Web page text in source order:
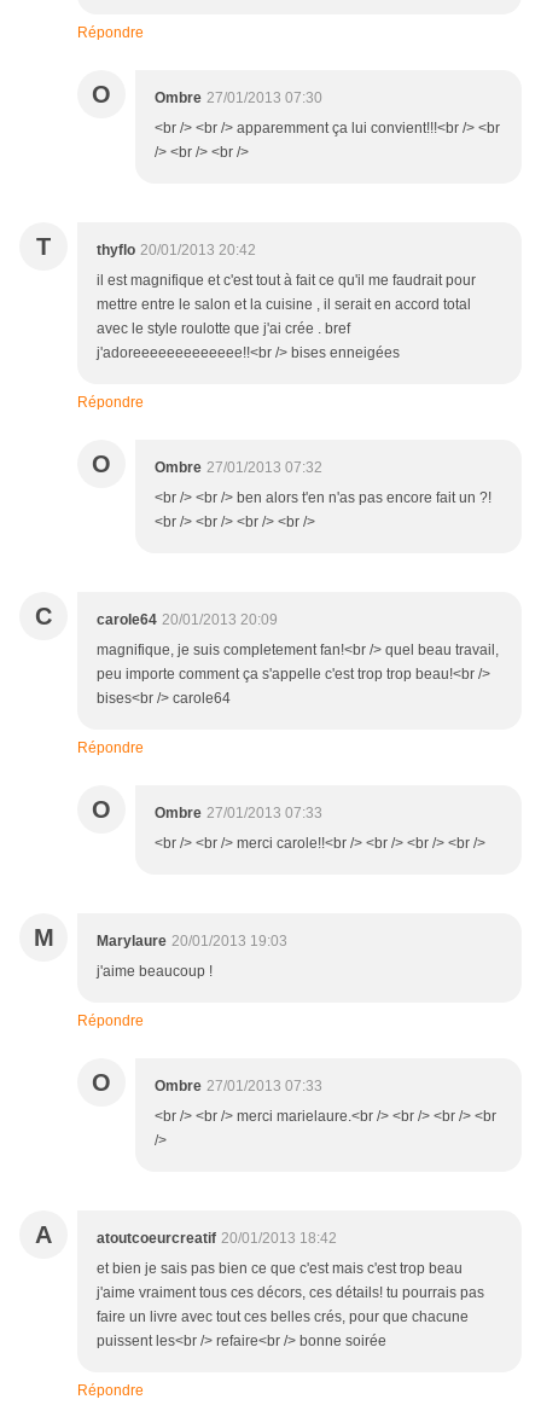
Répondre
O Ombre 27/01/2013 07:30
<br /> <br /> apparemment ça lui convient!!!<br /> <br
/> <br /> <br />
T thyflo 20/01/2013 20:42
il est magnifique et c'est tout à fait ce qu'il me faudrait pour
mettre entre le salon et la cuisine , il serait en accord total
avec le style roulotte que j'ai crée . bref
j'adoreeeeeeeeeeeee!!<br /> bises enneigées
Répondre
O Ombre 27/01/2013 07:32
<br /> <br /> ben alors t'en n'as pas encore fait un ?!
<br /> <br /> <br /> <br />
C carole64 20/01/2013 20:09
magnifique, je suis completement fan!<br /> quel beau travail,
peu importe comment ça s'appelle c'est trop trop beau!<br />
bises<br /> carole64
Répondre
O Ombre 27/01/2013 07:33
<br /> <br /> merci carole!!<br /> <br /> <br /> <br />
M Marylaure 20/01/2013 19:03
j'aime beaucoup !
Répondre
O Ombre 27/01/2013 07:33
<br /> <br /> merci marielaure.<br /> <br /> <br /> <br
/>
A atoutcoeurcreatif 20/01/2013 18:42
et bien je sais pas bien ce que c'est mais c'est trop beau
j'aime vraiment tous ces décors, ces détails! tu pourrais pas
faire un livre avec tout ces belles crés, pour que chacune
puissent les<br /> refaire<br /> bonne soirée
Répondre